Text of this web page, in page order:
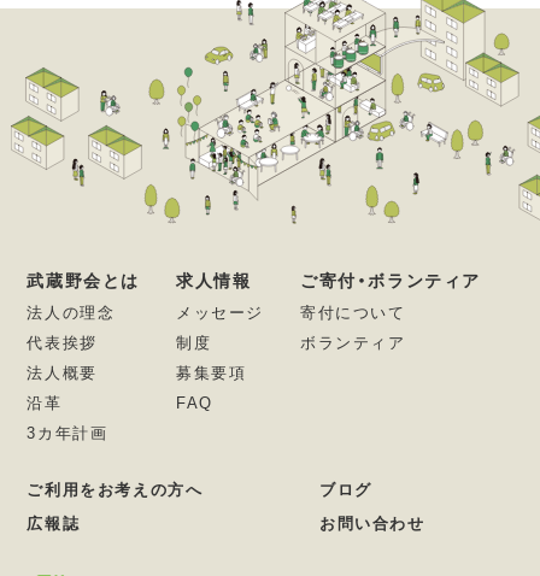
武蔵野会とは
法人の理念
代表挨拶
法人概要
沿革
3カ年計画
求人情報
メッセージ
制度
募集要項
FAQ
ご寄付・ボランティア
寄付について
ボランティア
ご利用をお考えの方へ
ブログ
広報誌
お問い合わせ